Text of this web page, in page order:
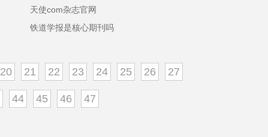
天使com杂志官网
铁道学报是核心期刊吗
20 21 22 23 24 25 26 27
44 45 46 47